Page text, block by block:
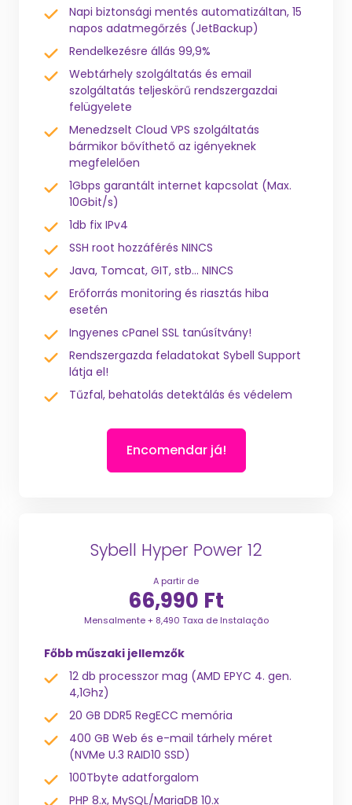
Napi biztonsági mentés automatizáltan, 15
napos adatmegőrzés (JetBackup)
Rendelkezésre állás 99,9%
Webtárhely szolgáltatás és email
szolgáltatás teljeskörű rendszergazdai
felügyelete
Menedzselt Cloud VPS szolgáltatás
bármikor bővíthető az igényeknek
megfelelően
1Gbps garantált internet kapcsolat (Max.
10Gbit/s)
1db fix IPv4
SSH root hozzáférés NINCS
Java, Tomcat, GIT, stb... NINCS
Erőforrás monitoring és riasztás hiba
esetén
Ingyenes cPanel SSL tanúsítvány!
Rendszergazda feladatokat Sybell Support
látja el!
Tűzfal, behatolás detektálás és védelem
Encomendar já!
Sybell Hyper Power 12
A partir de
66,990 Ft
Mensalmente + 8,490 Taxa de Instalação
Főbb műszaki jellemzők
12 db processzor mag (AMD EPYC 4. gen.
4,1Ghz)
20 GB DDR5 RegECC memória
400 GB Web és e-mail tárhely méret
(NVMe U.3 RAID10 SSD)
100Tbyte adatforgalom
PHP 8.x, MySQL/MariaDB 10.x